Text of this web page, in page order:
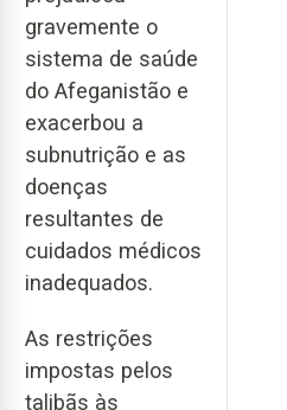
gravemente o
sistema de saúde
do Afeganistão e
exacerbou a
subnutrição e as
doenças
resultantes de
cuidados médicos
inadequados.
As restrições
impostas pelos
talibãs às